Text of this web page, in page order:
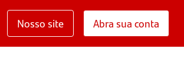
Nosso site Abra sua conta